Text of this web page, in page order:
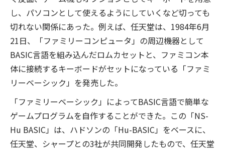
し、パソコンとして使えるようにしていくなど切っても
切れない関係にあった。例えば、任天堂は、1984年6月
21日、「ファミリーコンピュータ」の周辺機器として
BASIC言語を組み込んだロムカセットと、ファミコン本
体に接続するキーボードがセットになっている「ファミ
リーベーシック」を発売した。
「ファミリーベーシック」によってBASIC言語で簡単な
ゲームプログラムを自作することができた。この「NS-
Hu BASIC」は、ハドソンの「Hu-BASIC」をベースに、
任天堂、シャープとの3社が共同開発したもので、任天堂